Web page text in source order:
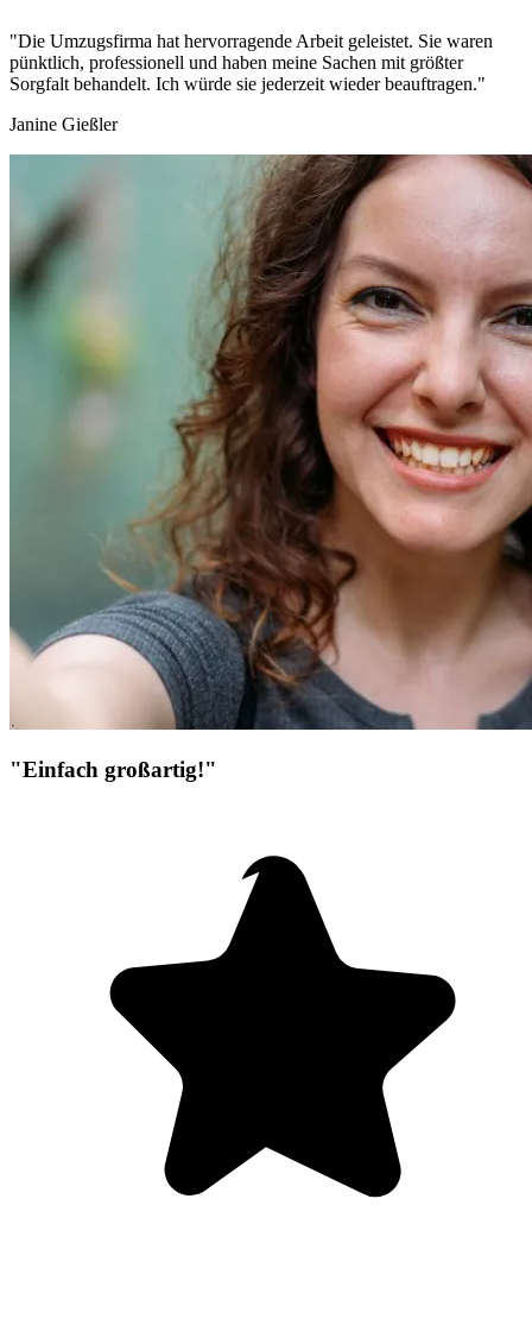
"Die Umzugsfirma hat hervorragende Arbeit geleistet. Sie waren
pünktlich, professionell und haben meine Sachen mit größter
Sorgfalt behandelt. Ich würde sie jederzeit wieder beauftragen."
Janine Gießler
"Einfach großartig!"